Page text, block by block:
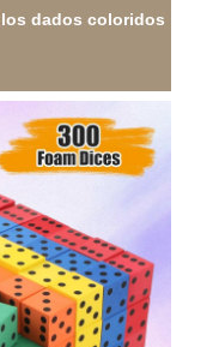
dados coloridos